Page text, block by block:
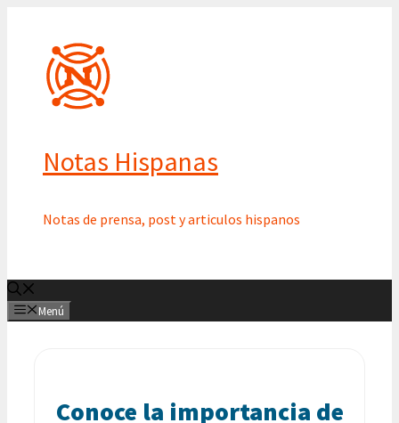
contenido
Notas Hispanas
Notas de prensa, post y articulos hispanos
Menú
Conoce la importancia de